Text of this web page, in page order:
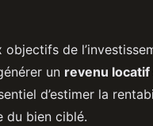
objectifs de
un revenu locatif
d’estimer la
du bien ciblé.